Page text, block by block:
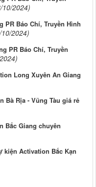
10/2024)
Báo Chí, Truyền Hình
2024)
PR Báo Chí, Truyền
Long Xuyên An Giang
Bà Rịa - Vũng Tàu giá rẻ
Bắc Giang chuyên
kiện Activation Bắc Kạn